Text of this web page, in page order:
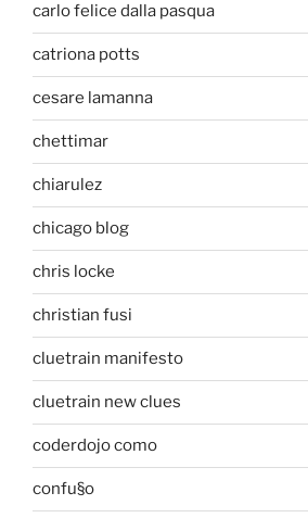
carlo felice dalla pasqua
catriona potts
cesare lamanna
chettimar
chiarulez
chicago blog
chris locke
christian fusi
cluetrain manifesto
cluetrain new clues
coderdojo como
confu§o